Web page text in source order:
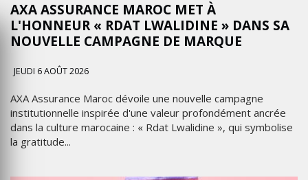
AXA ASSURANCE MAROC MET À
L'HONNEUR « RDAT LWALIDINE » DANS SA
NOUVELLE CAMPAGNE DE MARQUE
JEUDI 6 AOÛT 2026
AXA Assurance Maroc dévoile une nouvelle campagne
institutionnelle inspirée d'une valeur profondément ancrée
dans la culture marocaine : « Rdat Lwalidine », qui symbolise
la gratitude...